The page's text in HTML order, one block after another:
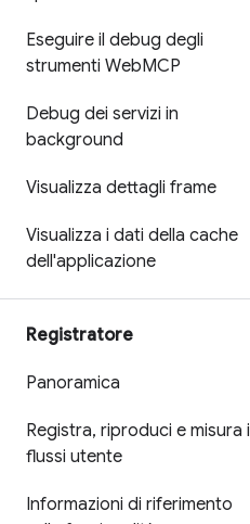
Eseguire il debug degli
strumenti WebMCP
Debug dei servizi in
background
Visualizza dettagli frame
Visualizza i dati della cache
dell'applicazione
Registratore
Panoramica
Registra, riproduci e misura i
flussi utente
Informazioni di riferimento